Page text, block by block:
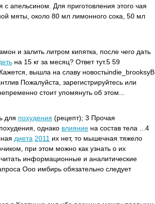
апельсином. Для приготовления этого чая
мяты, около 80 мл лимонного сока, 50 мл
и залить литром кипятка, после чего дать
на 15 кг за месяц? Ответ тут.5 59
вышла на славу новостьindie_brooksyВ
Пожалуйста, зарегистрируйтесь или
стоит упомянуть об этом...
для похудения (рецепт); 3 Прочая
однако влияние на состав тела ...4
диета 2011 их нет, то мышечная тяжело
при этом можно как узнать о их
информационные и аналитические
Ооо имбирь обязательно следует